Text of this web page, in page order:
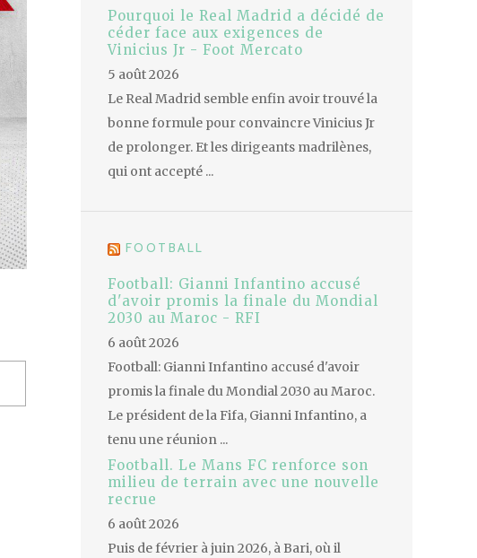
Pourquoi le Real Madrid a décidé de
céder face aux exigences de
Vinicius Jr - Foot Mercato
5 août 2026
Le Real Madrid semble enfin avoir trouvé la
bonne formule pour convaincre Vinicius Jr
de prolonger. Et les dirigeants madrilènes,
qui ont accepté ...
FOOTBALL
Football: Gianni Infantino accusé
d'avoir promis la finale du Mondial
2030 au Maroc - RFI
6 août 2026
Football: Gianni Infantino accusé d'avoir
promis la finale du Mondial 2030 au Maroc.
Le président de la Fifa, Gianni Infantino, a
tenu une réunion ...
Football. Le Mans FC renforce son
milieu de terrain avec une nouvelle
recrue
6 août 2026
Puis de février à juin 2026, à Bari, où il